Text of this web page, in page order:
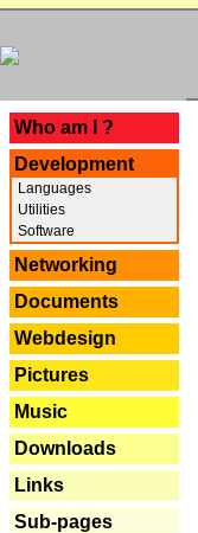
Who am I ?
Development
Languages
Utilities
Software
Networking
Documents
Webdesign
Pictures
Music
Downloads
Links
Sub-pages